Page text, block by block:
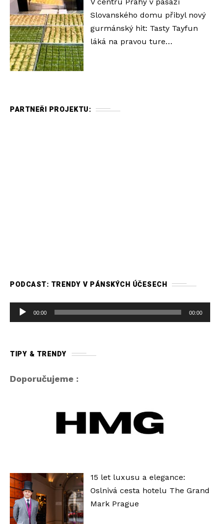
V centru Prahy v pasáži
Slovanského domu přibyl nový
gurmánský hit: Tasty Tayfun
láká na pravou ture…
PARTNEŘI PROJEKTU:
PODCAST: TRENDY V PÁNSKÝCH ÚČESECH
u
i
p
č
00:00 00:00
TIPY & TRENDY
Doporučujeme :
15 let luxusu a elegance:
Oslnivá cesta hotelu The Grand
Mark Prague